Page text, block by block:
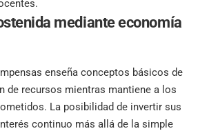
mediante economía
enseña conceptos básicos de
de recursos mientras mantiene a los
La posibilidad de invertir sus
continuo más allá de la simple